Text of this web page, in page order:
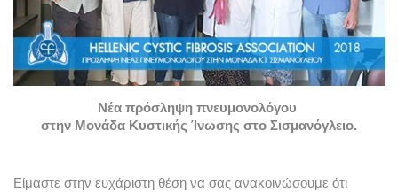
Νέα πρόσληψη πνευμονολόγου
στην Μονάδα Κυστικής Ίνωσης στο Σισμανόγλειο.
Είμαστε στην ευχάριστη θέση να σας ανακοινώσουμε ότι